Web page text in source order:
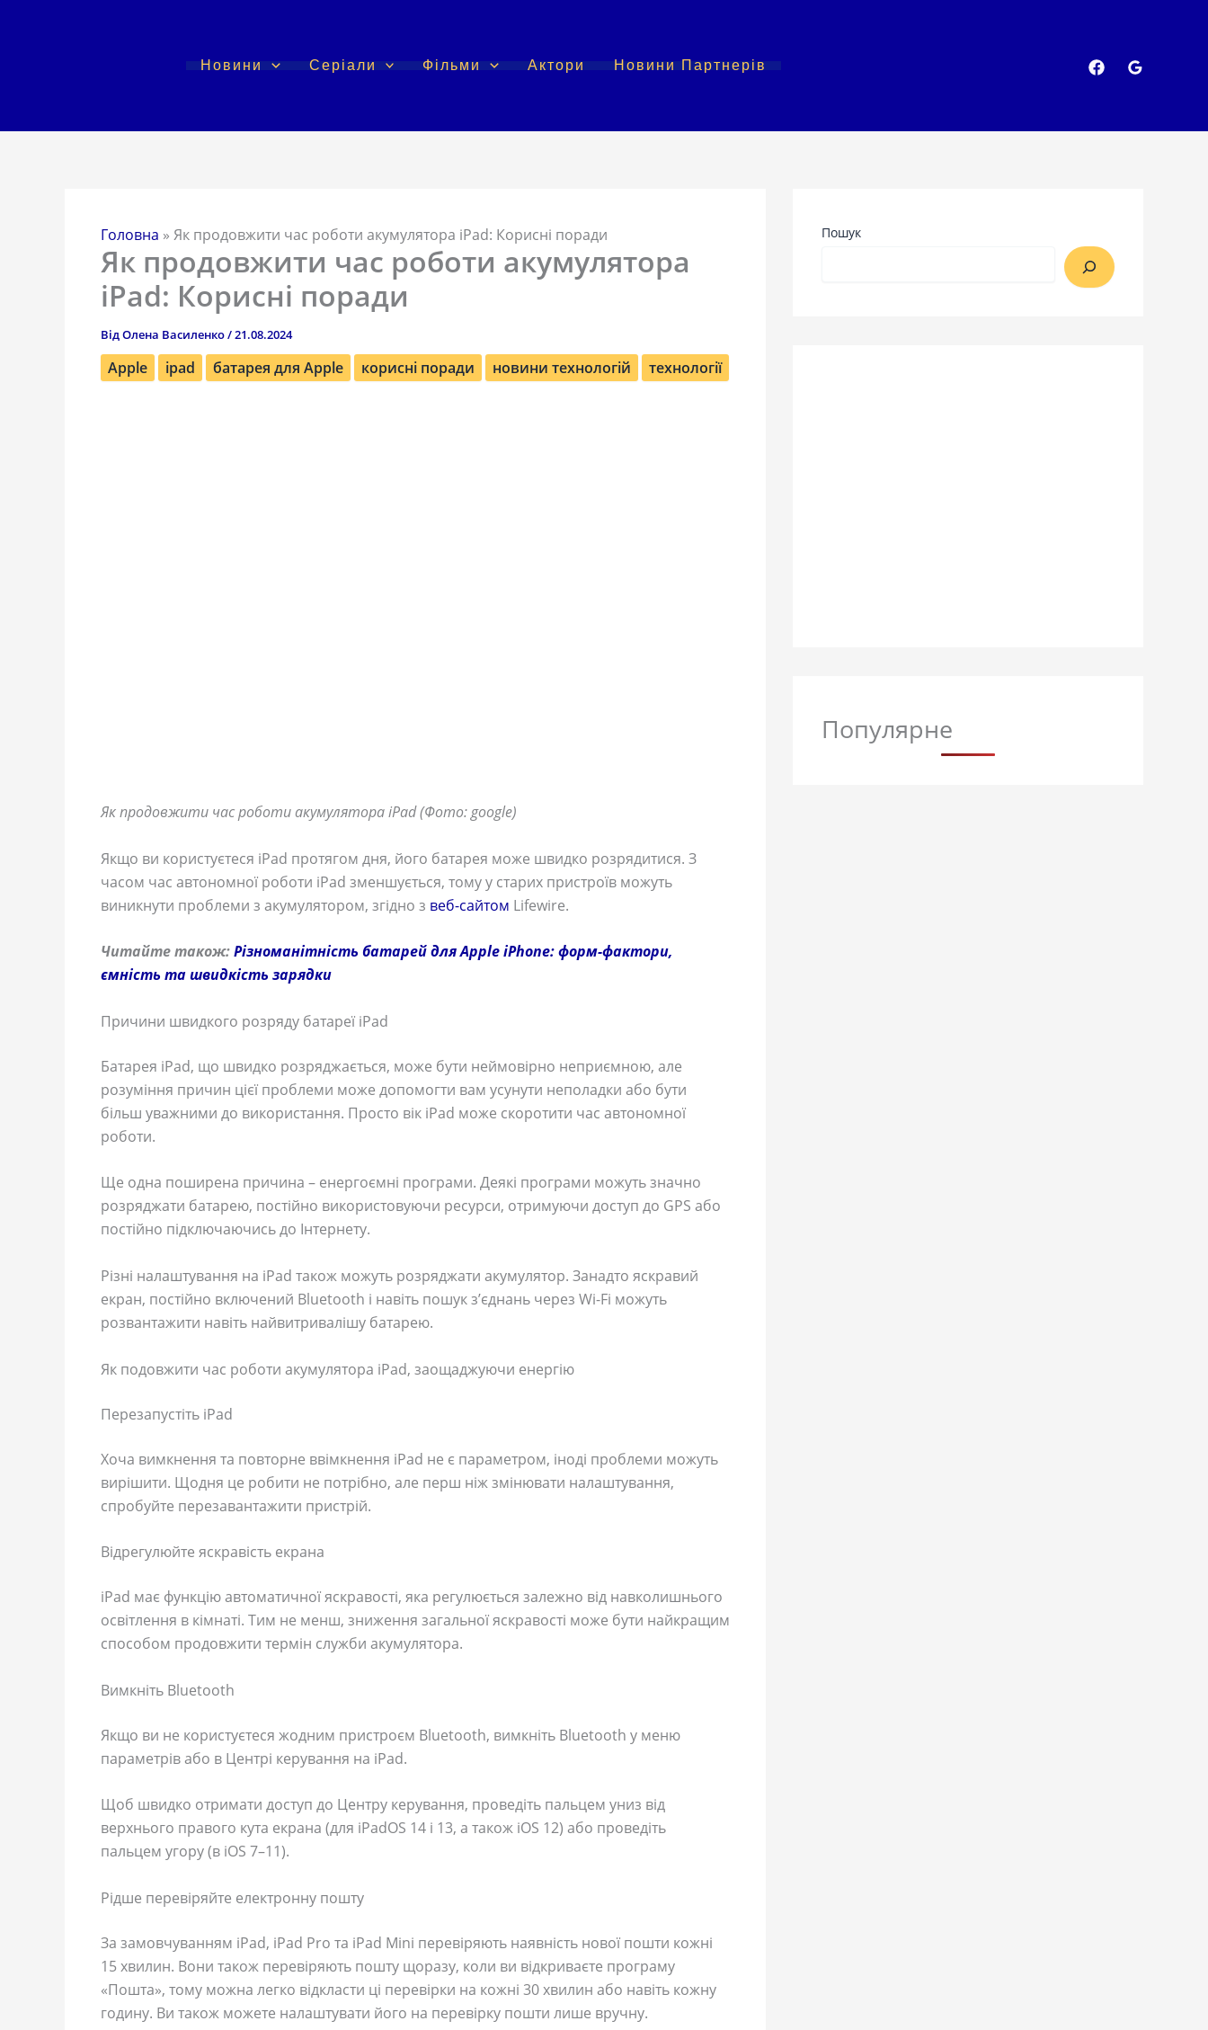
Новини Серіали Фільми Актори Новини Партнерів
Головна » Як продовжити час роботи акумулятора iPad: Корисні поради
Як продовжити час роботи акумулятора
iPad: Корисні поради
ВідОлена Василенко/21.08.2024
Apple ipad батарея для Apple корисні поради новини технологій технології
Як продовжити час роботи акумулятора iPad (Фото: google)
Якщо ви користуєтеся iPad протягом дня, його батарея може швидко розрядитися. З
часом час автономної роботи iPad зменшується, тому у старих пристроїв можуть
виникнути проблеми з акумулятором, згідно з веб-сайтом Lifewire.
Читайте також:Різноманітність батарей для Apple iPhone: форм-фактори,
ємність та швидкість зарядки
Причини швидкого розряду батареї iPad
Батарея iPad, що швидко розряджається, може бути неймовірно неприємною, але
розуміння причин цієї проблеми може допомогти вам усунути неполадки або бути
більш уважними до використання. Просто вік iPad може скоротити час автономної
роботи.
Ще одна поширена причина – енергоємні програми. Деякі програми можуть значно
розряджати батарею, постійно використовуючи ресурси, отримуючи доступ до GPS або
постійно підключаючись до Інтернету.
Різні налаштування на iPad також можуть розряджати акумулятор. Занадто яскравий
екран, постійно включений Bluetooth і навіть пошук з’єднань через Wi-Fi можуть
розвантажити навіть найвитривалішу батарею.
Як подовжити час роботи акумулятора iPad, заощаджуючи енергію
Перезапустіть iPad
Хоча вимкнення та повторне ввімкнення iPad не є параметром, іноді проблеми можуть
вирішити. Щодня це робити не потрібно, але перш ніж змінювати налаштування,
спробуйте перезавантажити пристрій.
Відрегулюйте яскравість екрана
iPad має функцію автоматичної яскравості, яка регулюється залежно від навколишнього
освітлення в кімнаті. Тим не менш, зниження загальної яскравості може бути найкращим
способом продовжити термін служби акумулятора.
Вимкніть Bluetooth
Якщо ви не користуєтеся жодним пристроєм Bluetooth, вимкніть Bluetooth у меню
параметрів або в Центрі керування на iPad.
Щоб швидко отримати доступ до Центру керування, проведіть пальцем униз від
верхнього правого кута екрана (для iPadOS 14 і 13, а також iOS 12) або проведіть
пальцем угору (в iOS 7–11).
Рідше перевіряйте електронну пошту
За замовчуванням iPad, iPad Pro та iPad Mini перевіряють наявність нової пошти кожні
15 хвилин. Вони також перевіряють пошту щоразу, коли ви відкриваєте програму
«Пошта», тому можна легко відкласти ці перевірки на кожні 30 хвилин або навіть кожну
годину. Ви також можете налаштувати його на перевірку пошти лише вручну.
Пошук
Популярне